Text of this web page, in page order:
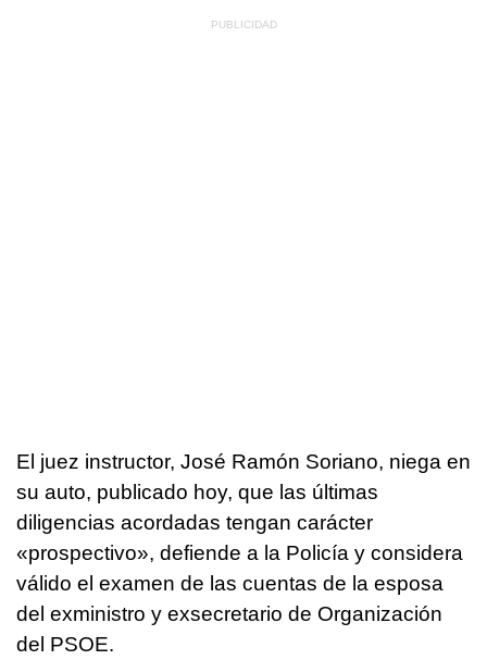
El juez instructor, José Ramón Soriano, niega en
su auto, publicado hoy, que las últimas
diligencias acordadas tengan carácter
«prospectivo», defiende a la Policía y considera
válido el examen de las cuentas de la esposa
del exministro y exsecretario de Organización
del PSOE.